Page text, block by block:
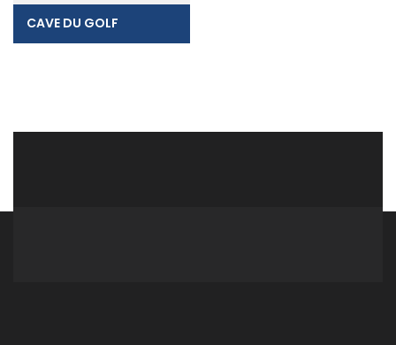
CAVE DU GOLF